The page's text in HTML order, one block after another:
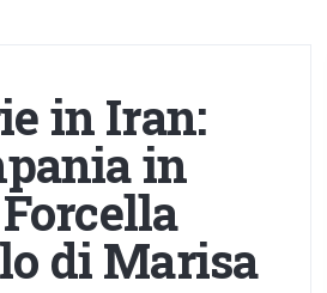
in Iran:
in
di Marisa